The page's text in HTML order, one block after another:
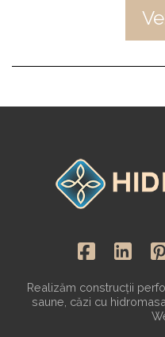
Realizăm construcții
saune, căzi cu